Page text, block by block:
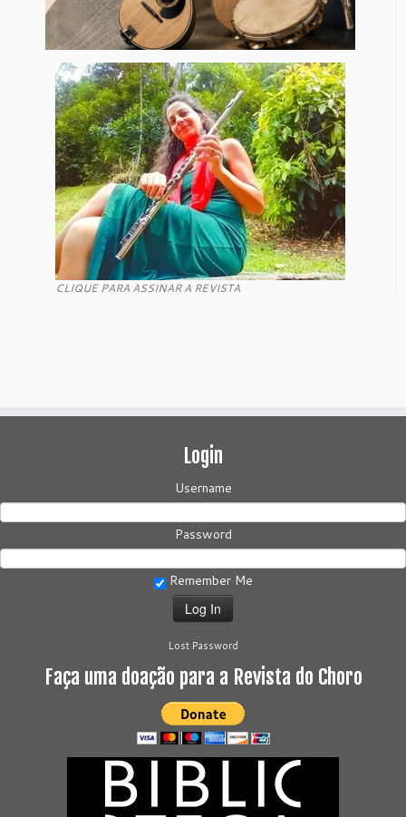
CLIQUE PARA ASSINAR A REVISTA
Login
Username
Password
Remember Me
Lost Password
Faça uma doação para a Revista do Choro